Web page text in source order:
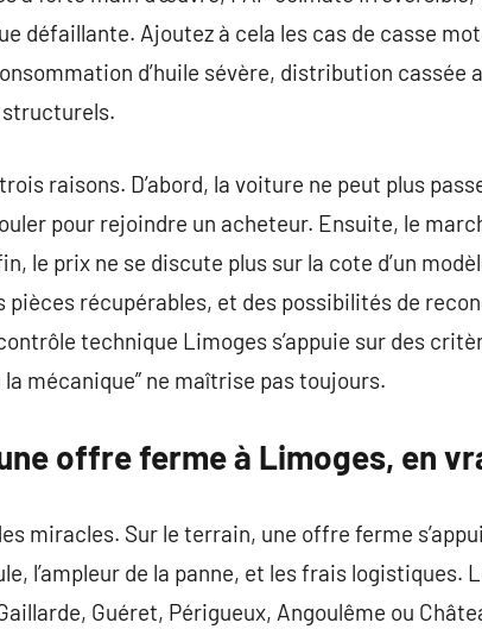
défaillante. Ajoutez à cela les cas de casse
d’huile sévère, distribution cassée
structurels.
raisons. D’abord, la voiture ne peut plus
pour rejoindre un acheteur. Ensuite, le
le prix ne se discute plus sur la cote d’un
pièces récupérables, et des possibilités de
technique Limoges s’appuie sur des
mécanique” ne maîtrise pas toujours.
offre ferme à Limoges, en
miracles. Sur le terrain, une offre ferme
l’ampleur de la panne, et les frais logistiques.
Guéret, Périgueux, Angoulême ou